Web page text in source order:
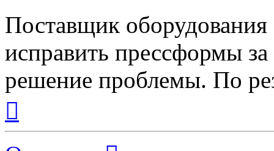
Поставщик
исправить прессформы
решение проблемы. По
началу